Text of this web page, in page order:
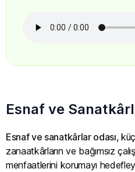
Esnaf ve
Esnaf ve sanatkârlar odası,
zanaatkârların ve bağımsız
menfaatlerini korumayı